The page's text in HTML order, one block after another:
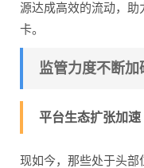
源达成高效的流动，助
卡。
监管力度不断加
平台生态扩张加速
现如今，那些处于头